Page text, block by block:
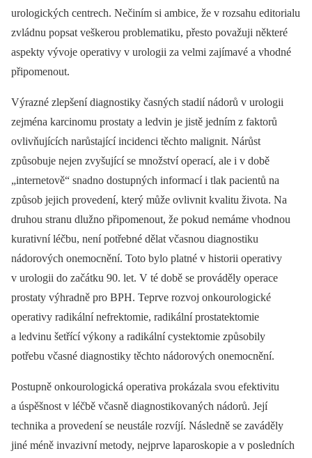
urologických centrech. Nečiním si ambice, že v rozsahu editorialu
zvládnu popsat veškerou problematiku, přesto považuji některé
aspekty vývoje operativy v urologii za velmi zajímavé a vhodné
připomenout.
Výrazné zlepšení diagnostiky časných stadií nádorů v urologii
zejména karcinomu prostaty a ledvin je jistě jedním z faktorů
ovlivňujících narůstající incidenci těchto malignit. Nárůst
způsobuje nejen zvyšující se množství operací, ale i v době
„internetově“ snadno dostupných informací i tlak pacientů na
způsob jejich provedení, který může ovlivnit kvalitu života. Na
druhou stranu dlužno připomenout, že pokud nemáme vhodnou
kurativní léčbu, není potřebné dělat včasnou diagnostiku
nádorových onemocnění. Toto bylo platné v historii operativy
v urologii do začátku 90. let. V té době se prováděly operace
prostaty výhradně pro BPH. Teprve rozvoj onkourologické
operativy radikální nefrektomie, radikální prostatektomie
a ledvinu šetřící výkony a radikální cystektomie způsobily
potřebu včasné diagnostiky těchto nádorových onemocnění.
Postupně onkourologická operativa prokázala svou efektivitu
a úspěšnost v léčbě včasně diagnostikovaných nádorů. Její
technika a provedení se neustále rozvíjí. Následně se zaváděly
jiné méně invazivní metody, nejprve laparoskopie a v posledních